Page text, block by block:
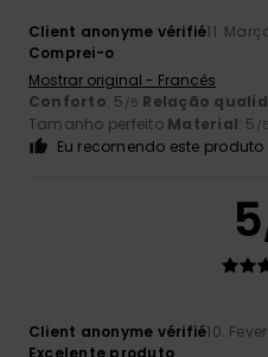
Client anonyme vérifié11.
Comprei-o
Mostrar original - Francês
Conforto: 5 /5 Relação
Tamanho perfeito Material: 5 /5
Eu recomendo este produto
5
Client anonyme vérifié10.
Excelente produto